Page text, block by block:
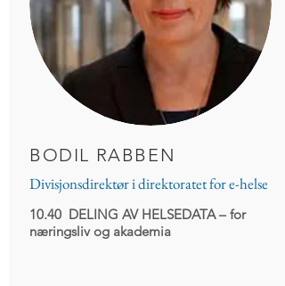
BODIL RABBEN
Divisjonsdirektør i direktoratet for e-helse
10.40 DELING AV HELSEDATA– for
næringsliv og akademia